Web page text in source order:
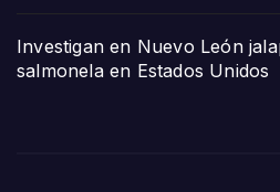
Investigan en Nuevo León
salmonela en Estados Unidos